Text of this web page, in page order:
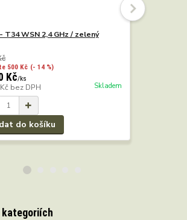
T34 WSN 2,4 GHz / zelený
500 Kč (- 14 %)
Kč/ks
bez DPH Skladem
do košíku
kategoriích